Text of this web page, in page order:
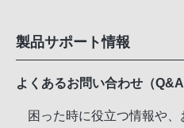
製品サポート情報
よくあるお問い合わせ（Q&A
困った時に役立つ情報や